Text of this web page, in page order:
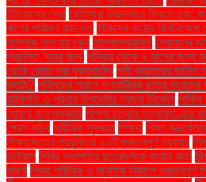
ইতিহাসের সেরা রোহিঙ্গারা মিয়ানমারে ফিরতে চায়:
ঋণের পরিমাণ বাড়লেও র্যটকদের কঠোর বিধিনিষেধে
লালশাক লাল হয় কেন লালশাপলারবিল' লেবাননের
প্রচলিত 'খনার বচন' শনিবার থেকে ৯ মাসের জন্য
থেকে রোজা শুরু যুক্তরাষ্ট্রে শমী কায়সারের জামিন
কতটা? শহিদদের স্মরণে গণতান্ত্রিক ছাত্র সংসদের
রাষ্ট্রপতি ও প্রধান উপদেষ্টার শ্রদ্ধা নিবেদন শাকিব
ঘোষণা হবে শুক্রবার শাপলা চত্বরে হত্যাকাণ্ডের
প্রেস সচিব শারীরিক সুস্থতা শিক্ষক শিক্ষা
শিক্ষাক্ষেত্রে প্রযুক্তির ১০টি গুরুত্বপূর্ণ ব্যবহার
ভাইরাল শিবির সভাপতির ছাত্রদলকে কঠোর বার্তা
ধারণা শিশুর শারীরিক ও মানসিক বিকাশে